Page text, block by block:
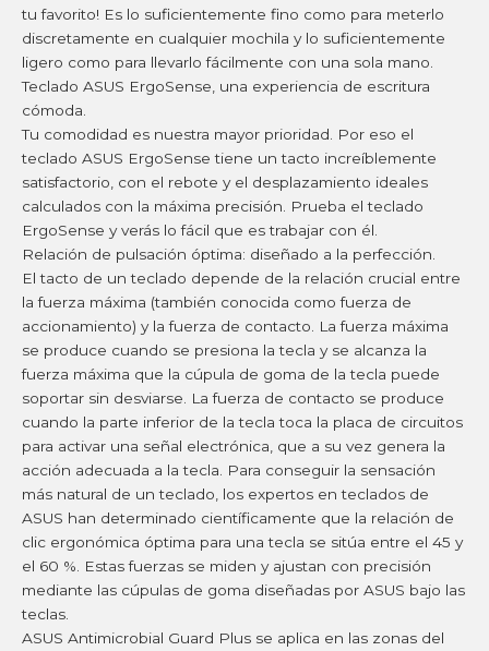
tu favorito! Es lo suficientemente fino como para meterlo
discretamente en cualquier mochila y lo suficientemente
ligero como para llevarlo fácilmente con una sola mano.
Teclado ASUS ErgoSense, una experiencia de escritura
cómoda.
Tu comodidad es nuestra mayor prioridad. Por eso el
teclado ASUS ErgoSense tiene un tacto increíblemente
satisfactorio, con el rebote y el desplazamiento ideales
calculados con la máxima precisión. Prueba el teclado
ErgoSense y verás lo fácil que es trabajar con él.
Relación de pulsación óptima: diseñado a la perfección.
El tacto de un teclado depende de la relación crucial entre
la fuerza máxima (también conocida como fuerza de
accionamiento) y la fuerza de contacto. La fuerza máxima
se produce cuando se presiona la tecla y se alcanza la
fuerza máxima que la cúpula de goma de la tecla puede
soportar sin desviarse. La fuerza de contacto se produce
cuando la parte inferior de la tecla toca la placa de circuitos
para activar una señal electrónica, que a su vez genera la
acción adecuada a la tecla. Para conseguir la sensación
más natural de un teclado, los expertos en teclados de
ASUS han determinado científicamente que la relación de
clic ergonómica óptima para una tecla se sitúa entre el 45 y
el 60 %. Estas fuerzas se miden y ajustan con precisión
mediante las cúpulas de goma diseñadas por ASUS bajo las
teclas.
ASUS Antimicrobial Guard Plus se aplica en las zonas del